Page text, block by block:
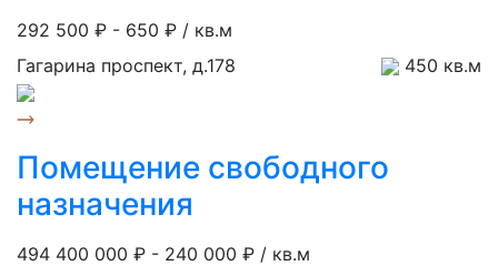
292 500 ₽ - 650 ₽ / кв.м
Гагарина проспект, д.178
450 кв.м
Помещение свободного
назначения
494 400 000 ₽ - 240 000 ₽ / кв.м